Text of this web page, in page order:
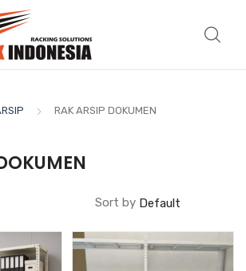
RAK ARSIP DOKUMEN
Sort by